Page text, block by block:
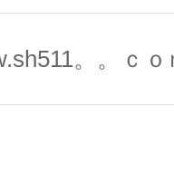
。。ｃｏ